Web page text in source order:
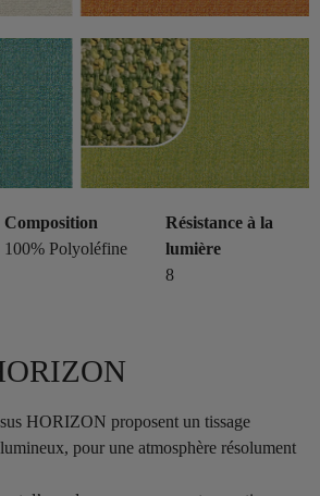
Composition
100% Polyoléfine
Résistance à la
lumière
8
HORIZON proposent un tissage
pour une atmosphère résolument